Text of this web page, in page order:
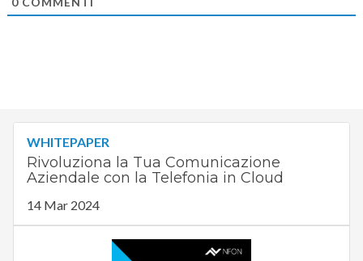
WHITEPAPER
Rivoluziona la Tua Comunicazione
Aziendale con la Telefonia in Cloud
14 Mar 2024